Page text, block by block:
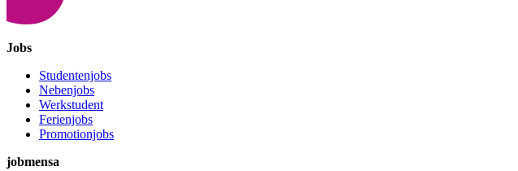
Jobs
Studentenjobs
Nebenjobs
Werkstudent
Ferienjobs
Promotionjobs
jobmensa